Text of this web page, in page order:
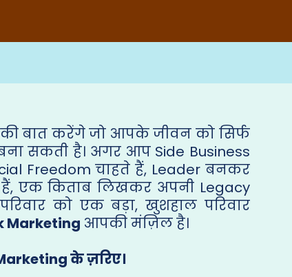
बात करेंगे जो आपके जीवन को सिर्फ
सकती है। अगर आप Side Business
Freedom चाहते हैं, Leader बनकर
एक किताब लिखकर अपनी Legacy
को एक बड़ा, खुशहाल परिवार
Marketing आपकी मंज़िल है।
के ज़रिए।